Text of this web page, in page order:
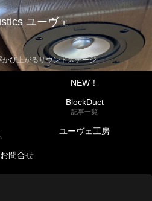
ユーヴェ
び上がるサウンドステージ
NEW！
BlockDuct
記事一覧
ユーヴェ工房
お問合せ